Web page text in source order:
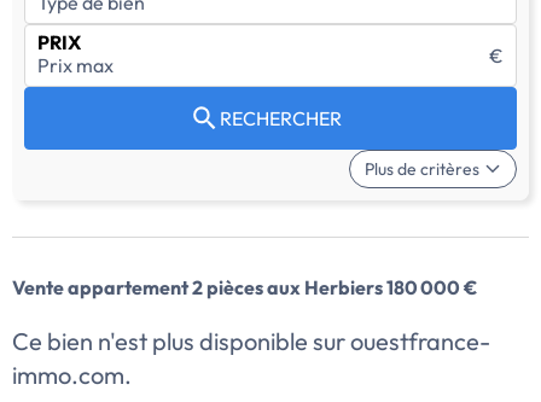
PRIX
€
RECHERCHER
Plus de critères
Vente appartement 2 pièces aux Herbiers 180 000 €
Ce bien n'est plus disponible sur ouestfrance-
immo.com.